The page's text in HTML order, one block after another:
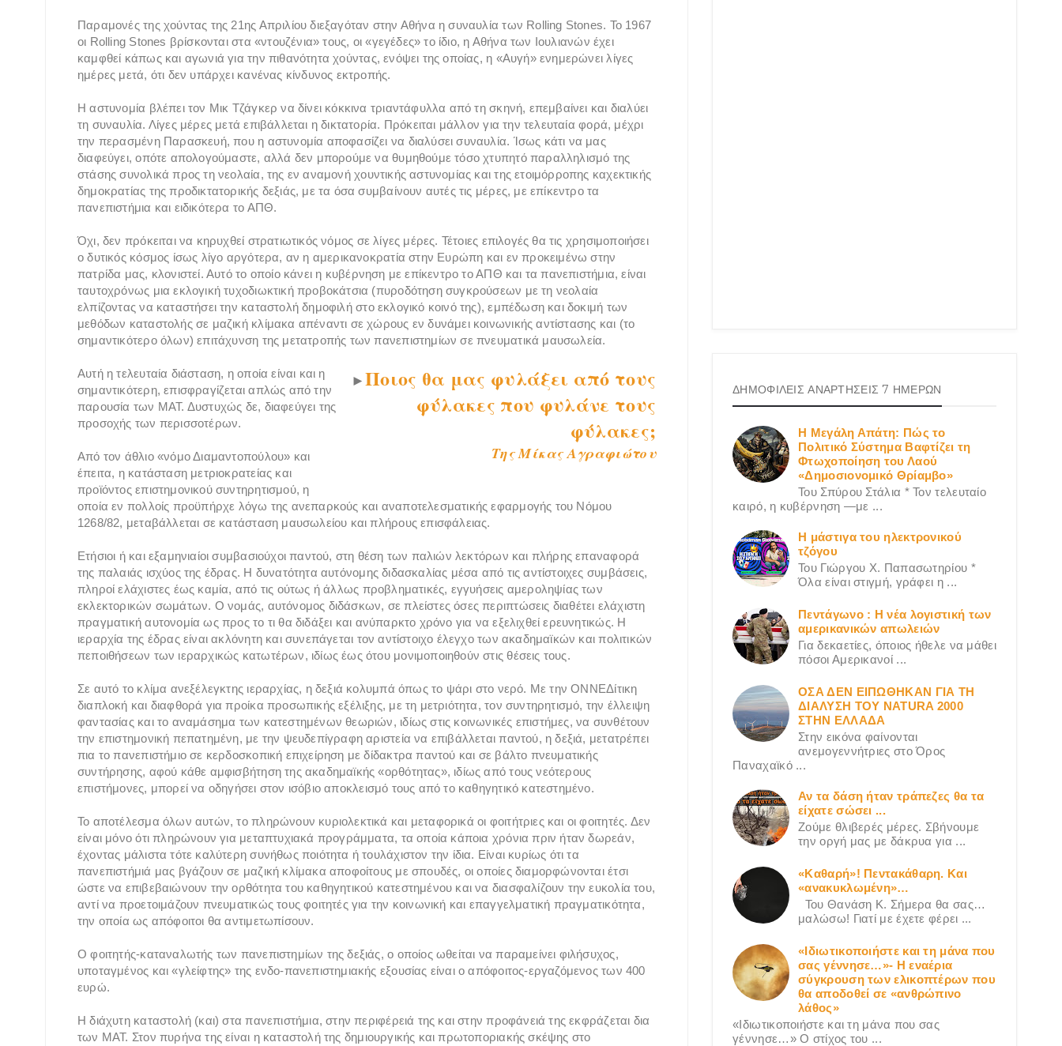
Παραμονές της χούντας της 21ης Απριλίου διεξαγόταν στην Αθήνα η συναυλία των Rolling Stones. Το 1967
οι Rolling Stones βρίσκονται στα «ντουζένια» τους, οι «γεγέδες» το ίδιο, η Αθήνα των Ιουλιανών έχει
καμφθεί κάπως και αγωνιά για την πιθανότητα χούντας, ενόψει της οποίας, η «Αυγή» ενημερώνει λίγες
ημέρες μετά, ότι δεν υπάρχει κανένας κίνδυνος εκτροπής.
Η αστυνομία βλέπει τον Μικ Τζάγκερ να δίνει κόκκινα τριαντάφυλλα από τη σκηνή, επεμβαίνει και διαλύει
τη συναυλία. Λίγες μέρες μετά επιβάλλεται η δικτατορία. Πρόκειται μάλλον για την τελευταία φορά, μέχρι
την περασμένη Παρασκευή, που η αστυνομία αποφασίζει να διαλύσει συναυλία. Ίσως κάτι να μας
διαφεύγει, οπότε απολογούμαστε, αλλά δεν μπορούμε να θυμηθούμε τόσο χτυπητό παραλληλισμό της
στάσης συνολικά προς τη νεολαία, της εν αναμονή χουντικής αστυνομίας και της ετοιμόρροπης καχεκτικής
δημοκρατίας της προδικτατορικής δεξιάς, με τα όσα συμβαίνουν αυτές τις μέρες, με επίκεντρο τα
πανεπιστήμια και ειδικότερα το ΑΠΘ.
Όχι, δεν πρόκειται να κηρυχθεί στρατιωτικός νόμος σε λίγες μέρες. Τέτοιες επιλογές θα τις χρησιμοποιήσει
ο δυτικός κόσμος ίσως λίγο αργότερα, αν η αμερικανοκρατία στην Ευρώπη και εν προκειμένω στην
πατρίδα μας, κλονιστεί. Αυτό το οποίο κάνει η κυβέρνηση με επίκεντρο το ΑΠΘ και τα πανεπιστήμια, είναι
ταυτοχρόνως μια εκλογική τυχοδιωκτική προβοκάτσια (πυροδότηση συγκρούσεων με τη νεολαία
ελπίζοντας να καταστήσει την καταστολή δημοφιλή στο εκλογικό κοινό της), εμπέδωση και δοκιμή των
μεθόδων καταστολής σε μαζική κλίμακα απέναντι σε χώρους εν δυνάμει κοινωνικής αντίστασης και (το
σημαντικότερο όλων) επιτάχυνση της μετατροπής των πανεπιστημίων σε πνευματικά μαυσωλεία.
►Ποιος θα μας φυλάξει από τους
φύλακες που φυλάνε τους
φύλακες;
Της Μίκας Αγραφιώτου
Αυτή η τελευταία διάσταση, η οποία είναι και η
σημαντικότερη, επισφραγίζεται απλώς από την
παρουσία των ΜΑΤ. Δυστυχώς δε, διαφεύγει της
προσοχής των περισσοτέρων.
Από τον άθλιο «νόμο Διαμαντοπούλου» και
έπειτα, η κατάσταση μετριοκρατείας και
προϊόντος επιστημονικού συντηρητισμού, η
οποία εν πολλοίς προϋπήρχε λόγω της ανεπαρκούς και αναποτελεσματικής εφαρμογής του Νόμου
1268/82, μεταβάλλεται σε κατάσταση μαυσωλείου και πλήρους επισφάλειας.
Ετήσιοι ή και εξαμηνιαίοι συμβασιούχοι παντού, στη θέση των παλιών λεκτόρων και πλήρης επαναφορά
της παλαιάς ισχύος της έδρας. Η δυνατότητα αυτόνομης διδασκαλίας μέσα από τις αντίστοιχες συμβάσεις,
πληροί ελάχιστες έως καμία, από τις ούτως ή άλλως προβληματικές, εγγυήσεις αμεροληψίας των
εκλεκτορικών σωμάτων. Ο νομάς, αυτόνομος διδάσκων, σε πλείστες όσες περιπτώσεις διαθέτει ελάχιστη
πραγματική αυτονομία ως προς το τι θα διδάξει και ανύπαρκτο χρόνο για να εξελιχθεί ερευνητικώς. Η
ιεραρχία της έδρας είναι ακλόνητη και συνεπάγεται τον αντίστοιχο έλεγχο των ακαδημαϊκών και πολιτικών
πεποιθήσεων των ιεραρχικώς κατωτέρων, ιδίως έως ότου μονιμοποιηθούν στις θέσεις τους.
Σε αυτό το κλίμα ανεξέλεγκτης ιεραρχίας, η δεξιά κολυμπά όπως το ψάρι στο νερό. Με την ΟΝΝΕΔίτικη
διαπλοκή και διαφθορά για προίκα προσωπικής εξέλιξης, με τη μετριότητα, τον συντηρητισμό, την έλλειψη
φαντασίας και το αναμάσημα των κατεστημένων θεωριών, ιδίως στις κοινωνικές επιστήμες, να συνθέτουν
την επιστημονική πεπατημένη, με την ψευδεπίγραφη αριστεία να επιβάλλεται παντού, η δεξιά, μετατρέπει
πια το πανεπιστήμιο σε κερδοσκοπική επιχείρηση με δίδακτρα παντού και σε βάλτο πνευματικής
συντήρησης, αφού κάθε αμφισβήτηση της ακαδημαϊκής «ορθότητας», ιδίως από τους νεότερους
επιστήμονες, μπορεί να οδηγήσει στον ισόβιο αποκλεισμό τους από το καθηγητικό κατεστημένο.
Το αποτέλεσμα όλων αυτών, το πληρώνουν κυριολεκτικά και μεταφορικά οι φοιτήτριες και οι φοιτητές. Δεν
είναι μόνο ότι πληρώνουν για μεταπτυχιακά προγράμματα, τα οποία κάποια χρόνια πριν ήταν δωρεάν,
έχοντας μάλιστα τότε καλύτερη συνήθως ποιότητα ή τουλάχιστον την ίδια. Είναι κυρίως ότι τα
πανεπιστήμιά μας βγάζουν σε μαζική κλίμακα αποφοίτους με σπουδές, οι οποίες διαμορφώνονται έτσι
ώστε να επιβεβαιώνουν την ορθότητα του καθηγητικού κατεστημένου και να διασφαλίζουν την ευκολία του,
αντί να προετοιμάζουν πνευματικώς τους φοιτητές για την κοινωνική και επαγγελματική πραγματικότητα,
την οποία ως απόφοιτοι θα αντιμετωπίσουν.
Ο φοιτητής-καταναλωτής των πανεπιστημίων της δεξιάς, ο οποίος ωθείται να παραμείνει φιλήσυχος,
υποταγμένος και «γλείφτης» της ενδο-πανεπιστημιακής εξουσίας είναι ο απόφοιτος-εργαζόμενος των 400
ευρώ.
Η διάχυτη καταστολή (και) στα πανεπιστήμια, στην περιφέρειά της και στην προφάνειά της εκφράζεται δια
των ΜΑΤ. Στον πυρήνα της είναι η καταστολή της δημιουργικής και πρωτοποριακής σκέψης στο
ΔΗΜΟΦΙΛΕΙΣ ΑΝΑΡΤΗΣΕΙΣ 7 ΗΜΕΡΩΝ
Η Μεγάλη Απάτη: Πώς το
Πολιτικό Σύστημα Βαφτίζει τη
Φτωχοποίηση του Λαού
«Δημοσιονομικό Θρίαμβο»
Του Σπύρου Στάλια * Τον τελευταίο
καιρό, η κυβέρνηση —με ...
Η μάστιγα του ηλεκτρονικού
τζόγου
Του Γιώργου X. Παπασωτηρίου *
Όλα είναι στιγμή, γράφει η ...
Πεντάγωνο : Η νέα λογιστική των
αμερικανικών απωλειών
Για δεκαετίες, όποιος ήθελε να μάθει
πόσοι Αμερικανοί ...
ΟΣΑ ΔΕN ΕΙΠΩΘΗΚΑΝ ΓΙΑ ΤΗ
ΔΙΑΛΥΣΗ ΤΟΥ NATURA 2000
ΣΤΗΝ ΕΛΛΑΔΑ
Στην εικόνα φαίνονται
ανεμογεννήτριες στο Όρος
Παναχαϊκό ...
Αν τα δάση ήταν τράπεζες θα τα
είχατε σώσει ...
Ζούμε θλιβερές μέρες. Σβήνουμε
την οργή μας με δάκρυα για ...
«Καθαρή»! Πεντακάθαρη. Και
«ανακυκλωμένη»…
Του Θανάση Κ. Σήμερα θα σας…
μαλώσω! Γιατί με έχετε φέρει ...
«Ιδιωτικοποιήστε και τη μάνα που
σας γέννησε…»- Η εναέρια
σύγκρουση των ελικοπτέρων που
θα αποδοθεί σε «ανθρώπινο
λάθος»
«Ιδιωτικοποιήστε και τη μάνα που σας
γέννησε…» Ο στίχος του ...